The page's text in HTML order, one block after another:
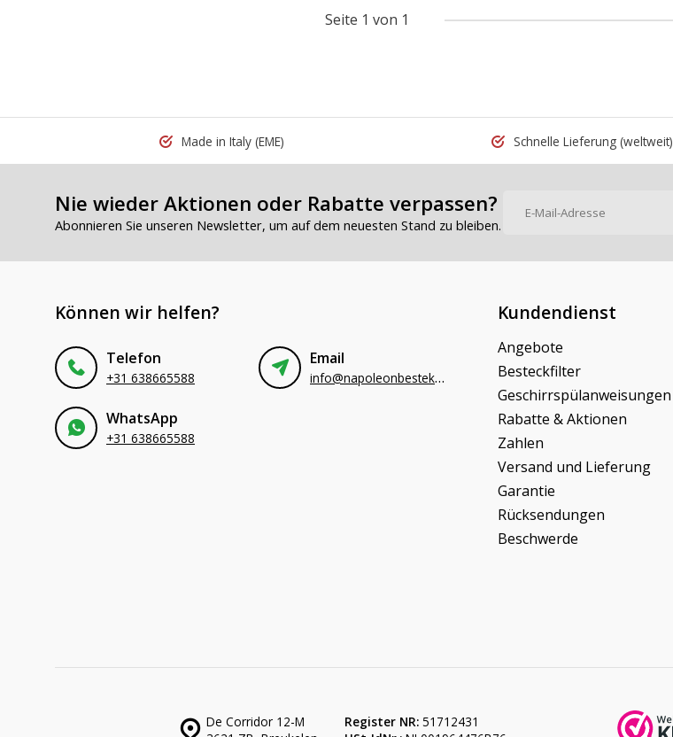
Seite 1 von 1
Made in Italy (EME) Schnelle Lieferung (weltweit)
Nie wieder Aktionen oder Rabatte verpassen?
Abonnieren Sie unseren Newsletter, um auf dem neuesten Stand zu bleiben.
Können wir helfen?
Telefon
+31 638665588
Email
info@napoleonbestek.nl
WhatsApp
+31 638665588
Kundendienst
Angebote
Besteckfilter
Geschirrspülanweisungen
Rabatte & Aktionen
Zahlen
Versand und Lieferung
Garantie
Rücksendungen
Beschwerde
De Corridor 12-M
Register NR: 51712431